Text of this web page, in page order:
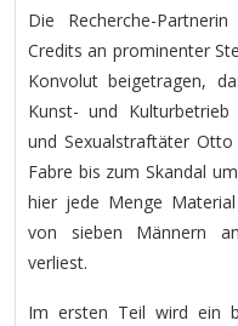
Die Recherche-
Credits an prominenter
Konvolut beigetragen,
Kunst- und
und Sexualstraftäter
Fabre bis zum Skandal
hier jede Menge
von sieben Männern
verliest.
Im ersten Teil wird ein